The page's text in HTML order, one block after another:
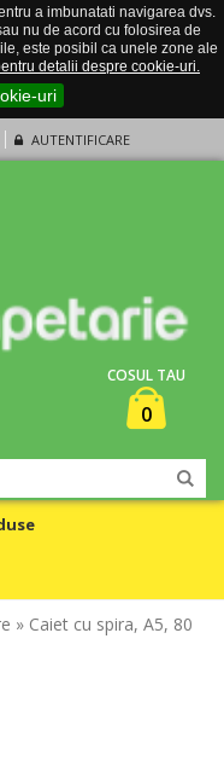
a imbunatati navigarea dvs.
nu de acord cu folosirea de
este posibil ca unele zone ale
detalii despre cookie-uri.
uri
AUTENTIFICARE
COSUL TAU
0
» Caiet cu spira, A5, 80